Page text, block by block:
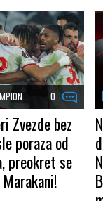
0
Zvezde bez
poraza od
preokret se